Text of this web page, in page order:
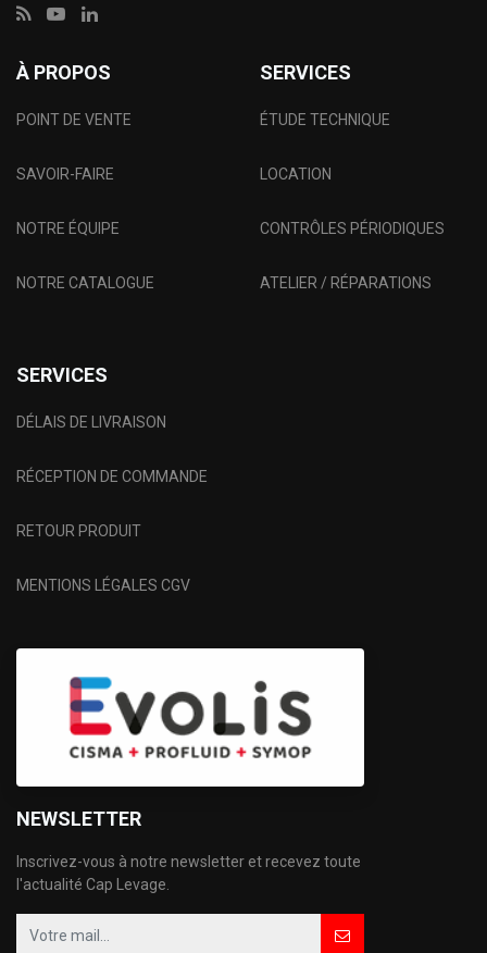
À PROPOS
POINT DE VENTE
SAVOIR-FAIRE
NOTRE ÉQUIPE
NOTRE CATALOGUE
SERVICES
ÉTUDE TECHNIQUE
LOCATION
CONTRÔLES PÉRIODIQUES
ATELIER / RÉPARATIONS
SERVICES
DÉLAIS DE LIVRAISON
RÉCEPTION DE COMMANDE
RETOUR PRODUIT
MENTIONS LÉGALES CGV
NEWSLETTER
Inscrivez-vous à notre newsletter et recevez toute
l'actualité Cap Levage.